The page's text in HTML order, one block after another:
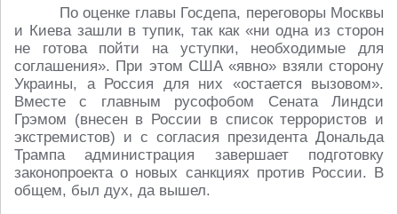
По оценке главы Госдепа, переговоры Москвы
и Киева зашли в тупик, так как «ни одна из сторон
не готова пойти на уступки, необходимые для
соглашения». При этом США «явно» взяли сторону
Украины, а Россия для них «остается вызовом».
Вместе с главным русофобом Сената Линдси
Грэмом (внесен в России в список террористов и
экстремистов) и с согласия президента Дональда
Трампа администрация завершает подготовку
законопроекта о новых санкциях против России. В
общем, был дух, да вышел.